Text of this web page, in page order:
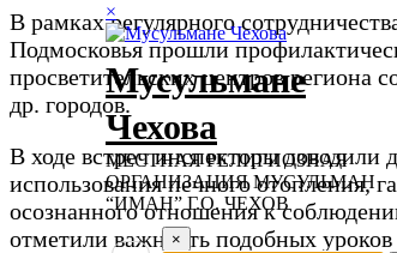
×
Мусульмане
Чехова
МЕСТНАЯ РЕЛИГИОЗНАЯ
ОРГАНИЗАЦИЯ МУСУЛЬМАН
“ИМАН” Г.О. ЧЕХОВ
×
В рамках регулярного
Подмосковья прошли
просветительских центров региона
др. городов.
В ходе встреч инспекторы доводили
использования печного отопления,
осознанного отношения к
отметили важность подобных